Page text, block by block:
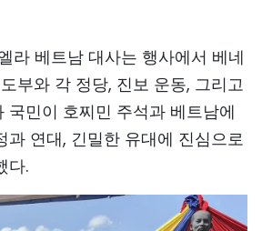
라 베트남 대사는 행사에서 베네
부와 각 정당, 진보 운동, 그리고
국민이 호찌민 주석과 베트남에
과 연대, 긴밀한 유대에 진심으로
다.